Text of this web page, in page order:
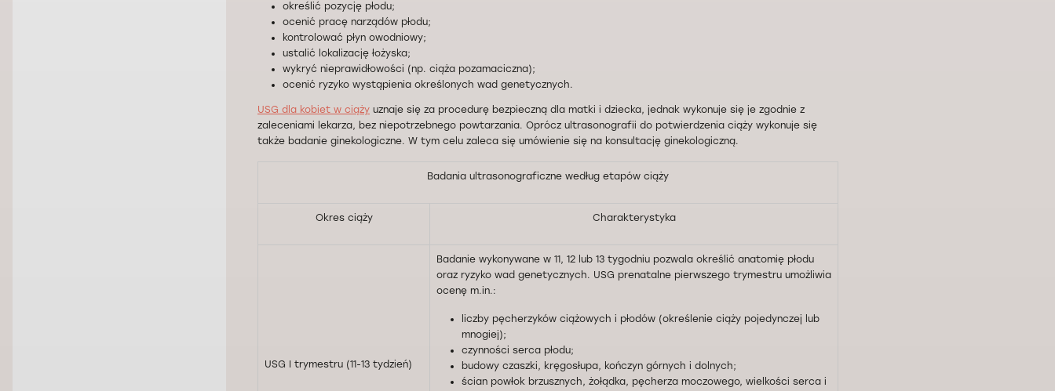
określić pozycję płodu;
ocenić pracę narządów płodu;
kontrolować płyn owodniowy;
ustalić lokalizację łożyska;
wykryć nieprawidłowości (np. ciąża pozamaciczna);
ocenić ryzyko wystąpienia określonych wad genetycznych.
USG dla kobiet w ciąży uznaje się za procedurę bezpieczną dla matki i dziecka, jednak wykonuje się je zgodnie z
zaleceniami lekarza, bez niepotrzebnego powtarzania. Oprócz ultrasonografii do potwierdzenia ciąży wykonuje się
także badanie ginekologiczne. W tym celu zaleca się umówienie się na konsultację ginekologiczną.
Badania ultrasonograficzne według etapów ciąży
Okres ciąży Charakterystyka
USG I trymestru (11-13 tydzień)
Badanie wykonywane w 11, 12 lub 13 tygodniu pozwala określić anatomię płodu
oraz ryzyko wad genetycznych. USG prenatalne pierwszego trymestru umożliwia
ocenę m.in.:
liczby pęcherzyków ciążowych i płodów (określenie ciąży pojedynczej lub
mnogiej);
czynności serca płodu;
budowy czaszki, kręgosłupa, kończyn górnych i dolnych;
ścian powłok brzusznych, żołądka, pęcherza moczowego, wielkości serca i